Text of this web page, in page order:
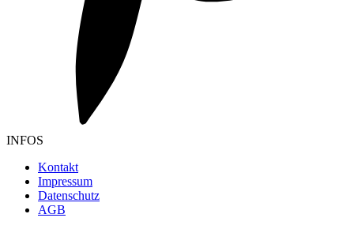
INFOS
Kontakt
Impressum
Datenschutz
AGB